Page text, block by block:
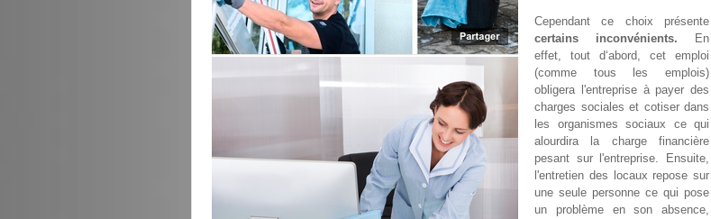
Cependant ce choix présente
certains inconvénients. En
effet, tout d‘abord, cet emploi
(comme tous les emplois)
obligera l'entreprise à payer des
charges sociales et cotiser dans
les organismes sociaux ce qui
alourdira la charge financière
pesant sur l'entreprise. Ensuite,
l'entretien des locaux repose sur
une seule personne ce qui pose
un problème en son absence,